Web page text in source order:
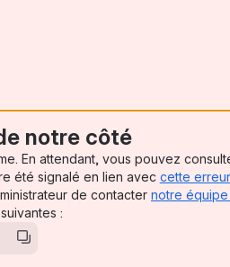
notre côté
En attendant, vous pouvez
été signalé en lien avec cette erreur
de contacter notre
: